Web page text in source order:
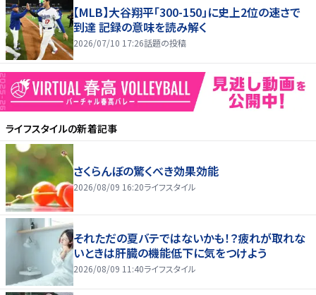
【MLB】大谷翔平「300-150」に史上2位の速さで
到達 記録の意味を読み解く
2026/07/10 17:26話題の投稿
ライフスタイルの新着記事
さくらんぼの驚くべき効果効能
2026/08/09 16:20ライフスタイル
それただの夏バテではないかも！？疲れが取れな
いときは肝臓の機能低下に気をつけよう
2026/08/09 11:40ライフスタイル